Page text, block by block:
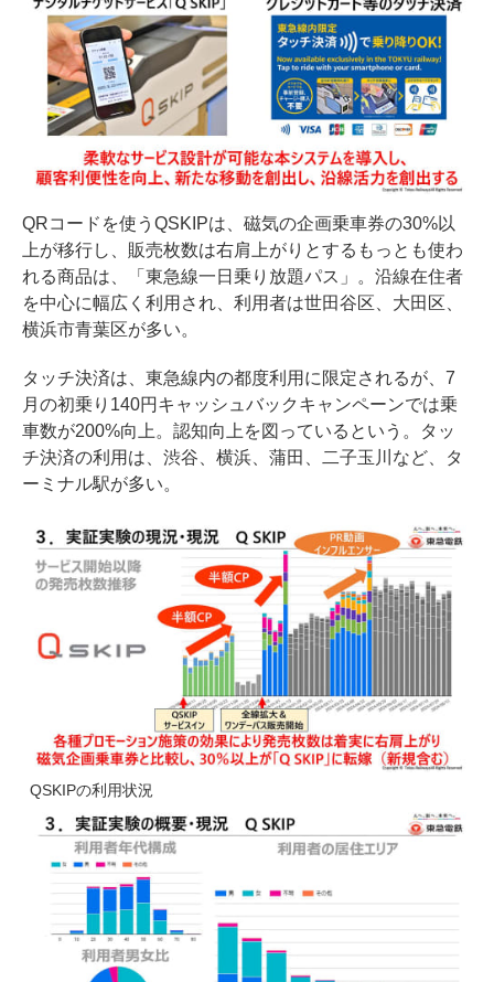
QRコードを使うQSKIPは、磁気の企画乗車券の30%以
上が移行し、販売枚数は右肩上がりとするもっとも使わ
れる商品は、「東急線一日乗り放題パス」。沿線在住者
を中心に幅広く利用され、利用者は世田谷区、大田区、
横浜市青葉区が多い。
タッチ決済は、東急線内の都度利用に限定されるが、7
月の初乗り140円キャッシュバックキャンペーンでは乗
車数が200%向上。認知向上を図っているという。タッ
チ決済の利用は、渋谷、横浜、蒲田、二子玉川など、タ
ーミナル駅が多い。
QSKIPの利用状況